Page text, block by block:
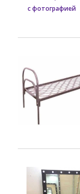
с фотографией